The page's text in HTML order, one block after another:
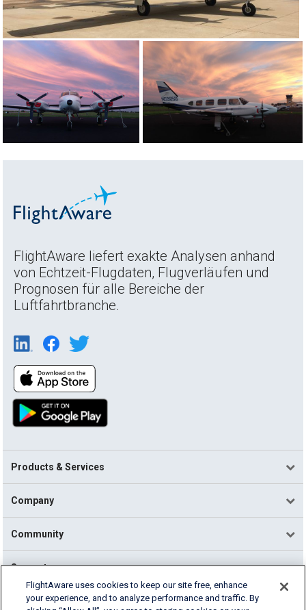
FlightAware liefert exakte Analysen anhand
von Echtzeit-Flugdaten, Flugverläufen und
Prognosen für alle Bereiche der
Luftfahrtbranche.
Products & Services
Company
Community
Support
English (USA)
FlightAware uses cookies to keep our site free, enhance
your experience, and to analyze performance and traffic. By